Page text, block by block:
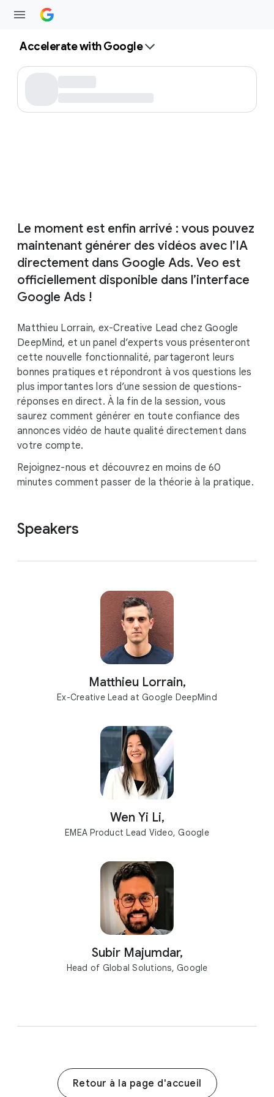
Accelerate with Google
Le moment est enfin arrivé : vous pouvez
maintenant générer des vidéos avec l’IA
directement dans Google Ads. Veo est
officiellement disponible dans l’interface
Google Ads !
Matthieu Lorrain, ex-Creative Lead chez Google
DeepMind, et un panel d’experts vous présenteront
cette nouvelle fonctionnalité, partageront leurs
bonnes pratiques et répondront à vos questions les
plus importantes lors d’une session de questions-
réponses en direct. À la fin de la session, vous
saurez comment générer en toute confiance des
annonces vidéo de haute qualité directement dans
votre compte.
Rejoignez-nous et découvrez en moins de 60
minutes comment passer de la théorie à la pratique.
Speakers
Matthieu Lorrain,
Ex-Creative Lead at Google DeepMind
Wen Yi Li,
EMEA Product Lead Video, Google
Subir Majumdar,
Head of Global Solutions, Google
Retour à la page d'accueil